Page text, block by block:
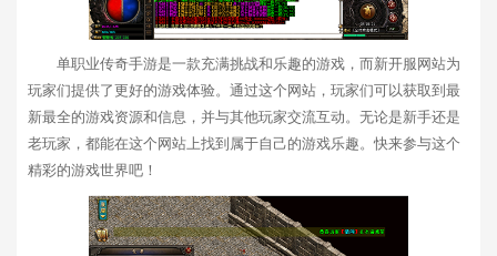
单职业传奇手游是一款充满挑战和乐趣的游戏，而新开服网站为
玩家们提供了更好的游戏体验。通过这个网站，玩家们可以获取到最
新最全的游戏资源和信息，并与其他玩家交流互动。无论是新手还是
老玩家，都能在这个网站上找到属于自己的游戏乐趣。快来参与这个
精彩的游戏世界吧！